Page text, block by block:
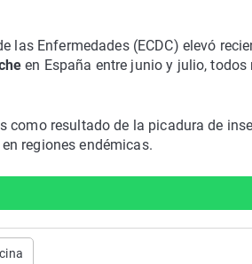
las Enfermedades (ECDC) elevó
en España entre junio y julio,
resultado de la picadura de
regiones endémicas.